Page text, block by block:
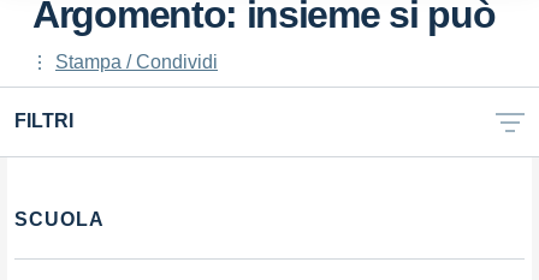
Argomento: insieme si può
Stampa / Condividi
FILTRI
Filtri
SCUOLA